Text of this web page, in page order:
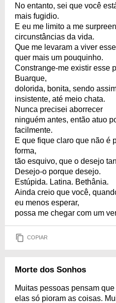
No entanto, sei que você
mais fugidio.
E eu me limito a me
circunstâncias da vida.
Que me levaram a viver
quer mais um pouquinho.
Constrange-me existir esse
Buarque,
dolorida, bonita, sendo
insistente, até meio chata.
Nunca precisei aborrecer
ninguém antes, então atuo
facilmente.
E que fique claro que não é
forma,
tão esquivo, que o desejo
Desejo-o porque desejo.
Estúpida. Latina. Bethânia.
Ainda creio que você,
eu menos esperar,
possa me chegar com um
COPIAR
Morte dos Sonhos
Muitas pessoas pensam
elas só pioram as coisas.